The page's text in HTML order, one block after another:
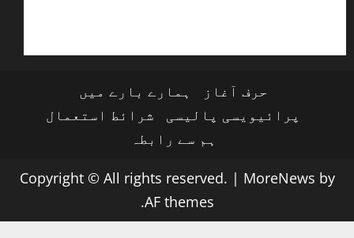
حرف آغاز
ہمارے بارے میں
پرائیویسی پالیسی
شرائط استعمال
ہم سے رابطہ
Copyright © All rights reserved. | MoreNews by
AF themes.